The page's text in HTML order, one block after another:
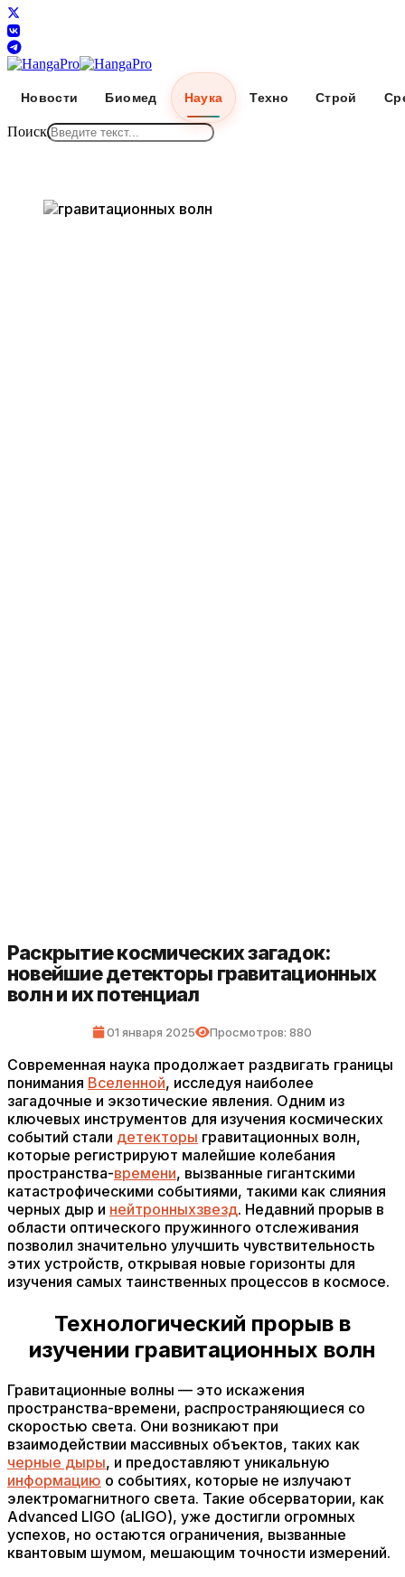
Новости Биомед Наука Техно Строй
Поиск
Раскрытие космических загадок:
новейшие детекторы гравитационных
волн и их потенциал
01 января 2025 Просмотров: 880
Современная наука продолжает раздвигать границы
понимания Вселенной, исследуя наиболее
загадочные и экзотические явления. Одним из
ключевых инструментов для изучения космических
событий стали детекторы гравитационных волн,
которые регистрируют малейшие колебания
пространства-времени, вызванные гигантскими
катастрофическими событиями, такими как слияния
черных дыр и нейтронныхзвезд. Недавний прорыв в
области оптического пружинного отслеживания
позволил значительно улучшить чувствительность
этих устройств, открывая новые горизонты для
изучения самых таинственных процессов в космосе.
Технологический прорыв в
изучении гравитационных волн
Гравитационные волны — это искажения
пространства-времени, распространяющиеся со
скоростью света. Они возникают при
взаимодействии массивных объектов, таких как
черные дыры, и предоставляют уникальную
информацию о событиях, которые не излучают
электромагнитного света. Такие обсерватории, как
Advanced LIGO (aLIGO), уже достигли огромных
успехов, но остаются ограничения, вызванные
квантовым шумом, мешающим точности измерений.